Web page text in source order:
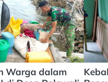
Warga dalam